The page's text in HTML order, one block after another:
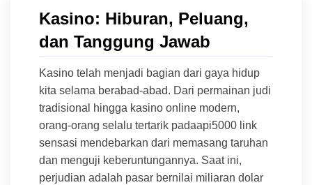
Kasino: Hiburan, Peluang,
dan Tanggung Jawab
Kasino telah menjadi bagian dari gaya hidup
kita selama berabad-abad. Dari permainan judi
tradisional hingga kasino online modern,
orang-orang selalu tertarik padaapi5000 link
sensasi mendebarkan dari memasang taruhan
dan menguji keberuntungannya. Saat ini,
perjudian adalah pasar bernilai miliaran dolar